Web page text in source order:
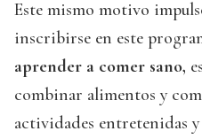
Este mismo motivo
inscribirse en este
aprender a comer sano,
combinar alimentos y
actividades entretenidas y